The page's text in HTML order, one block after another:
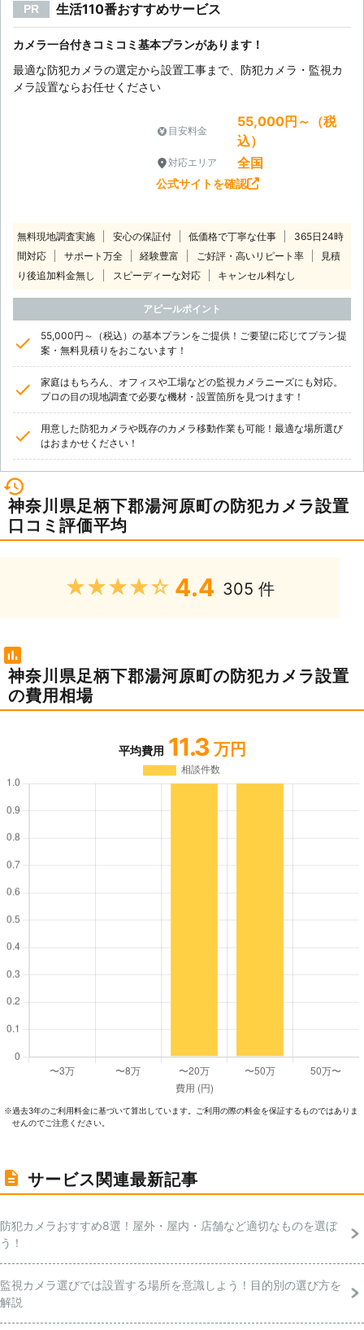
PR 生活110番おすすめサービス
カメラ一台付きコミコミ基本プランがあります！
最適な防犯カメラの選定から設置工事まで、防犯カメラ・監視カ
メラ設置ならお任せください
目安料金
55,000円～（税
込）
対応エリア 全国
公式サイトを確認
無料現地調査実施 安心の保証付 低価格で丁寧な仕事
365日24時
間対応
サポート万全 経験豊富 ご好評・高いリピート率
見積
り後追加料金無し
スピーディーな対応 キャンセル料なし
アピールポイント
55,000円～（税込）の基本プランをご提供！ご要望に応じてプラン提
案・無料見積りをおこないます！
家庭はもちろん、オフィスや工場などの監視カメラニーズにも対応。
プロの目の現地調査で必要な機材・設置箇所を見つけます！
用意した防犯カメラや既存のカメラ移動作業も可能！最適な場所選び
はおまかせください！
神奈川県足柄下郡湯河原町の防犯カメラ設置
口コミ評価平均
★★★★★ 4.4 305 件
神奈川県足柄下郡湯河原町の防犯カメラ設置
の費用相場
平均費用 11.3 万円
※過去3年のご利⽤料⾦に基づいて算出しています。ご利⽤の際の料⾦を保証するものではありま
せんのでご注意ください。
サービス関連最新記事
防犯カメラおすすめ8選！屋外・屋内・店舗など適切なものを選ぼ
う！
監視カメラ選びでは設置する場所を意識しよう！目的別の選び方を
解説